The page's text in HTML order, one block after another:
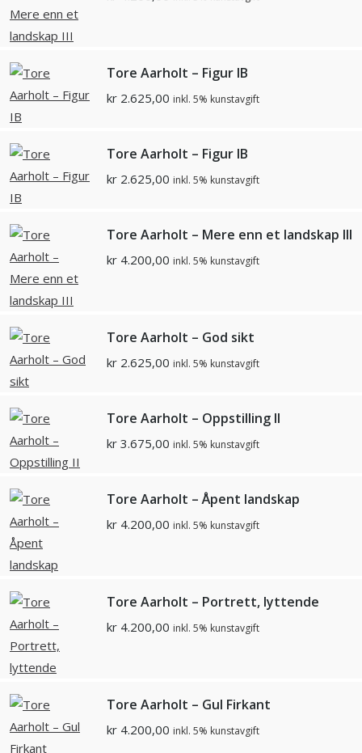
Tore Aarholt – Figur IB
kr 2.625,00 inkl. 5% kunstavgift
Tore Aarholt – Figur IB
kr 2.625,00 inkl. 5% kunstavgift
Tore Aarholt – Mere enn et landskap III
kr 4.200,00 inkl. 5% kunstavgift
Tore Aarholt – God sikt
kr 2.625,00 inkl. 5% kunstavgift
Tore Aarholt – Oppstilling II
kr 3.675,00 inkl. 5% kunstavgift
Tore Aarholt – Åpent landskap
kr 4.200,00 inkl. 5% kunstavgift
Tore Aarholt – Portrett, lyttende
kr 4.200,00 inkl. 5% kunstavgift
Tore Aarholt – Gul Firkant
kr 4.200,00 inkl. 5% kunstavgift